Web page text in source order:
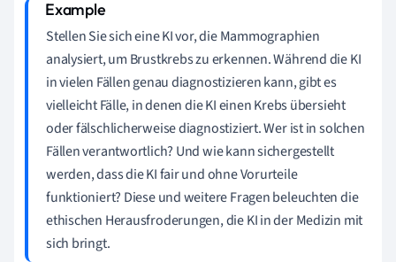
Stellen Sie sich eine KI vor, die Mammographien
analysiert, um Brustkrebs zu erkennen. Während die KI
in vielen Fällen genau diagnostizieren kann, gibt es
vielleicht Fälle, in denen die KI einen Krebs übersieht
oder fälschlicherweise diagnostiziert. Wer ist in solchen
Fällen verantwortlich? Und wie kann sichergestellt
werden, dass die KI fair und ohne Vorurteile
funktioniert? Diese und weitere Fragen beleuchten die
ethischen Herausfroderungen, die KI in der Medizin mit
sich bringt.